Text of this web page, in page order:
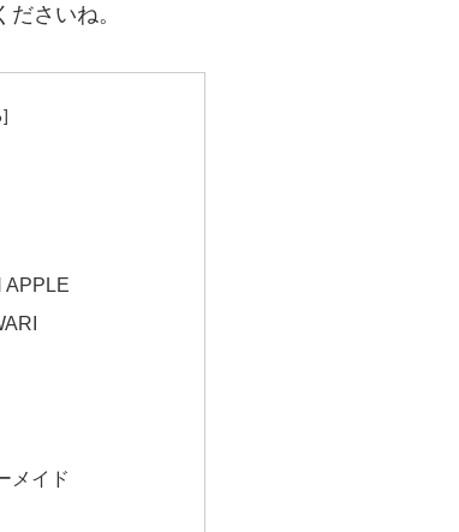
さいね。
APPLE
メイド